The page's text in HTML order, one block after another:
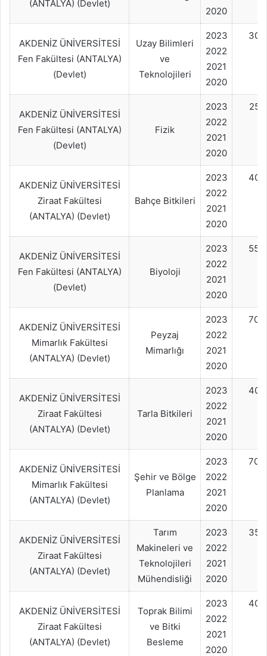
(ANTALYA) (Devlet)
2020
AKDENİZ ÜNİVERSİTESİ
Fen Fakültesi (ANTALYA)
(Devlet)
Uzay Bilimleri
ve
Teknolojileri
2023
2022
2021
2020
AKDENİZ ÜNİVERSİTESİ
Fen Fakültesi (ANTALYA)
(Devlet)
Fizik
2023
2022
2021
2020
AKDENİZ ÜNİVERSİTESİ
Ziraat Fakültesi
(ANTALYA) (Devlet)
Bahçe Bitkileri
2023
2022
2021
2020
AKDENİZ ÜNİVERSİTESİ
Fen Fakültesi (ANTALYA)
(Devlet)
Biyoloji
2023
2022
2021
2020
AKDENİZ ÜNİVERSİTESİ
Mimarlık Fakültesi
(ANTALYA) (Devlet)
Peyzaj
Mimarlığı
2023
2022
2021
2020
AKDENİZ ÜNİVERSİTESİ
Ziraat Fakültesi
(ANTALYA) (Devlet)
Tarla Bitkileri
2023
2022
2021
2020
AKDENİZ ÜNİVERSİTESİ
Mimarlık Fakültesi
(ANTALYA) (Devlet)
Şehir ve Bölge
Planlama
2023
2022
2021
2020
AKDENİZ ÜNİVERSİTESİ
Ziraat Fakültesi
(ANTALYA) (Devlet)
Tarım
Makineleri ve
Teknolojileri
Mühendisliği
2023
2022
2021
2020
AKDENİZ ÜNİVERSİTESİ
Ziraat Fakültesi
(ANTALYA) (Devlet)
Toprak Bilimi
ve Bitki
Besleme
2023
2022
2021
2020